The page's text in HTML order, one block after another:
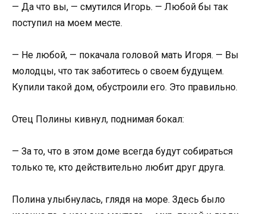
— Да что вы, — смутился Игорь. — Любой бы так
поступил на моем месте.
— Не любой, — покачала головой мать Игоря. — Вы
молодцы, что так заботитесь о своем будущем.
Купили такой дом, обустроили его. Это правильно.
Отец Полины кивнул, поднимая бокал:
— За то, что в этом доме всегда будут собираться
только те, кто действительно любит друг друга.
Полина улыбнулась, глядя на море. Здесь было